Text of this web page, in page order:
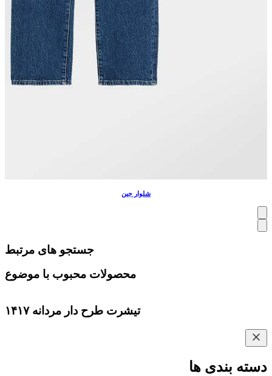
شلوار جین
جستجو های مرتبط
محصولات محبوب با موضوع
تیشرت طرح دار مردانه ۱۴۱۷
دسته بندی ها